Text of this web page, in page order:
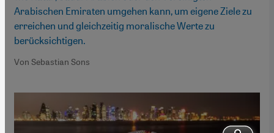
Arabischen Emiraten umgehen kann, um eigene Ziele zu
erreichen und gleichzeitig moralische Werte zu
berücksichtigen.
Von Sebastian Sons